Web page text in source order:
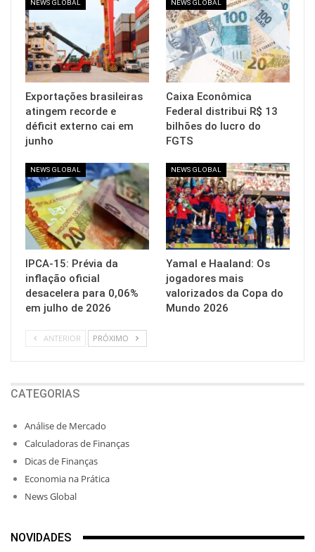
NEWS GLOBAL
Exportações brasileiras
atingem recorde e
déficit externo cai em
junho
NEWS GLOBAL
Caixa Econômica
Federal distribui R$ 13
bilhões do lucro do
FGTS
NEWS GLOBAL
IPCA-15: Prévia da
inflação oficial
desacelera para 0,06%
em julho de 2026
NEWS GLOBAL
Yamal e Haaland: Os
jogadores mais
valorizados da Copa do
Mundo 2026
ANTERIOR PRÓXIMO
CATEGORIAS
Análise de Mercado
Calculadoras de Finanças
Dicas de Finanças
Economia na Prática
News Global
NOVIDADES